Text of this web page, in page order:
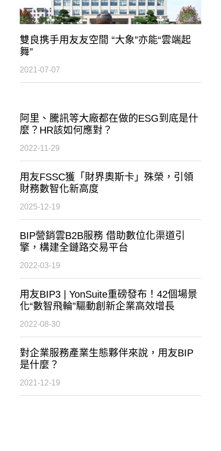
雙良携手用友友空間 “大象”亦能“雲端起
舞”
2021-07-07
阿里、騰訊等大廠都在做的ESG到底是什
麼？HR該如何應對？
2022-11-29
用友FSSC獲「財界奧斯卡」殊榮，引領
財務數智化新高度
2025-12-19
BIP營銷雲B2B服務 借助數位化渠道引
擎，構建全鏈路交易平台
2022-03-19
用友BIP3 | YonSuite重磅發布！42個場景
化“數智飛輪”驅動創新企業高效增長
2022-08-30
對企業服務產業生態夥伴來說，用友BIP
是什麼？
2021-12-19